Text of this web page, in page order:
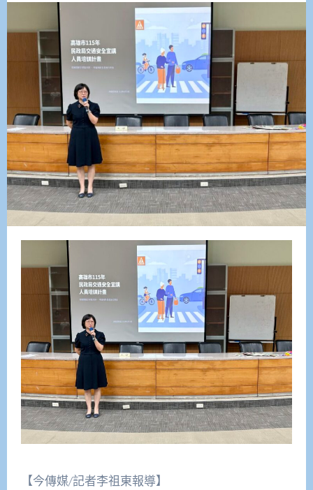
【今傳媒/記者李祖東報導】